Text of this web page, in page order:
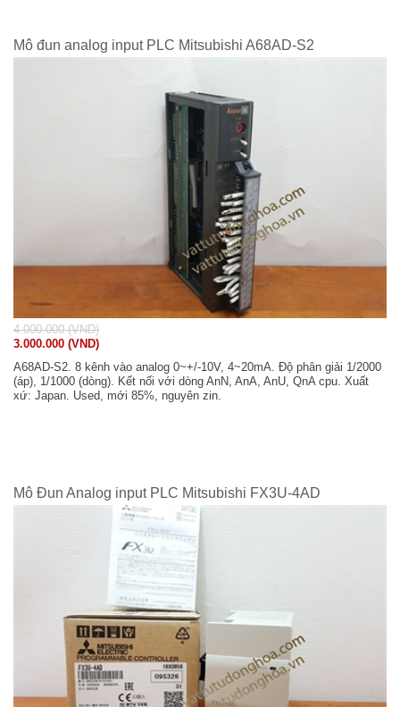
Mô đun analog input PLC Mitsubishi A68AD-S2
4.000.000 (VND)
3.000.000 (VND)
A68AD-S2. 8 kênh vào analog 0~+/-10V, 4~20mA. Độ phân giải 1/2000
(áp), 1/1000 (dòng). Kết nối với dòng AnN, AnA, AnU, QnA cpu. Xuất
xứ: Japan. Used, mới 85%, nguyên zin.
Mô Đun Analog input PLC Mitsubishi FX3U-4AD